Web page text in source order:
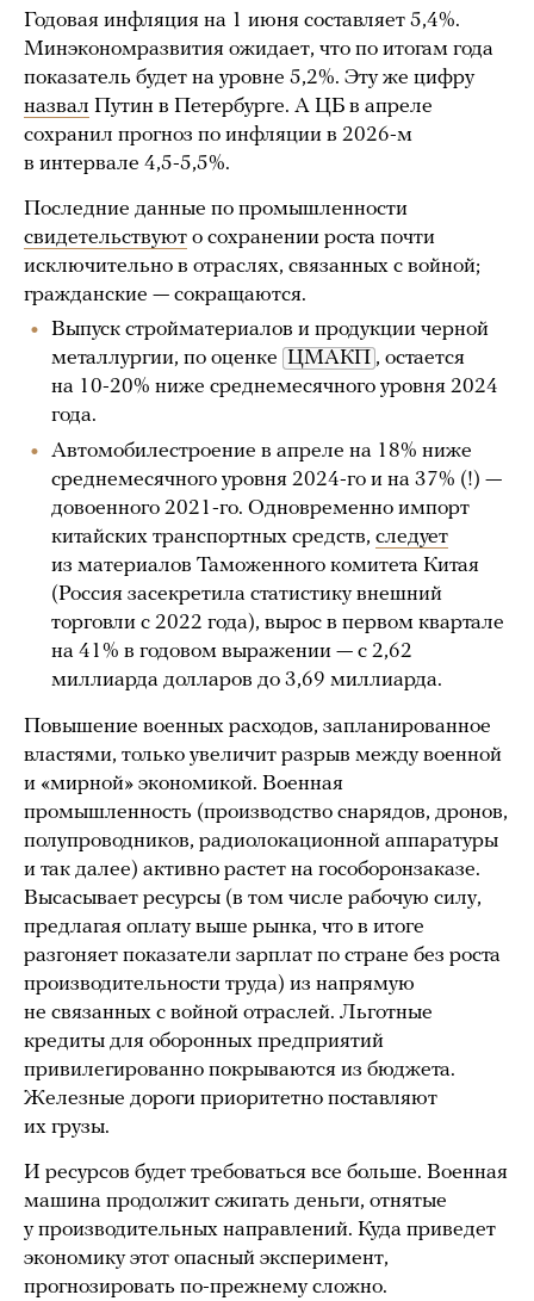
Годовая инфляция на 1 июня составляет 5,4%.
Минэкономразвития ожидает, что по итогам года
показатель будет на уровне 5,2%. Эту же цифру
назвал Путин в Петербурге. А ЦБ в апреле
сохранил прогноз по инфляции в 2026-м
в интервале 4,5-5,5%.
Последние данные по промышленности
свидетельствуют о сохранении роста почти
исключительно в отраслях, связанных с войной;
гражданские — сокращаются.
Выпуск стройматериалов и продукции черной
металлургии, по оценке ЦМАКП , остается
на 10-20% ниже среднемесячного уровня 2024
года.
Автомобилестроение в апреле на 18% ниже
среднемесячного уровня 2024-го и на 37% (!) —
довоенного 2021-го. Одновременно импорт
китайских транспортных средств, следует
из материалов Таможенного комитета Китая
(Россия засекретила статистику внешний
торговли с 2022 года), вырос в первом квартале
на 41% в годовом выражении — с 2,62
миллиарда долларов до 3,69 миллиарда.
Повышение военных расходов, запланированное
властями, только увеличит разрыв между военной
и «мирной» экономикой. Военная
промышленность (производство снарядов, дронов,
полупроводников, радиолокационной аппаратуры
и так далее) активно растет на гособоронзаказе.
Высасывает ресурсы (в том числе рабочую силу,
предлагая оплату выше рынка, что в итоге
разгоняет показатели зарплат по стране без роста
производительности труда) из напрямую
не связанных с войной отраслей. Льготные
кредиты для оборонных предприятий
привилегированно покрываются из бюджета.
Железные дороги приоритетно поставляют
их грузы.
И ресурсов будет требоваться все больше. Военная
машина продолжит сжигать деньги, отнятые
у производительных направлений. Куда приведет
экономику этот опасный эксперимент,
прогнозировать по-прежнему сложно.